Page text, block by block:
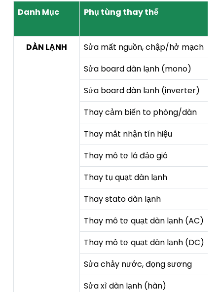
Danh Mục Phụ tùng thay thế
DÀN LẠNH
Sửa mất nguồn, chập/hở mạch
Sửa board dàn lạnh (mono)
Sửa board dàn lạnh (inverter)
Thay cảm biến to phòng/dàn
Thay mắt nhận tín hiệu
Thay mô tơ lá đảo gió
Thay tụ quạt dàn lạnh
Thay stato dàn lạnh
Thay mô tơ quạt dàn lạnh (AC)
Thay mô tơ quạt dàn lạnh (DC)
Sửa chảy nước, đọng sương
Sửa xì dàn lạnh (hàn)